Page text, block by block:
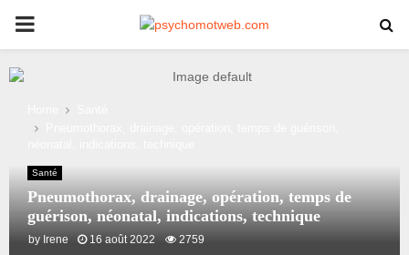
PRIMARY
MENU
Santé
Pneumothorax, drainage, opération, temps de
guérison, néonatal, indications, technique
by Irene 16 août 2022 2759